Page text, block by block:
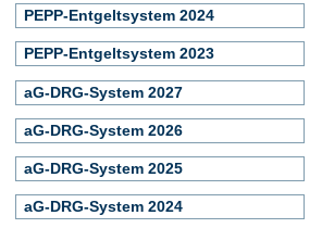
PEPP-Entgeltsystem 2024
PEPP-Entgeltsystem 2023
aG-DRG-System 2027
aG-DRG-System 2026
aG-DRG-System 2025
aG-DRG-System 2024